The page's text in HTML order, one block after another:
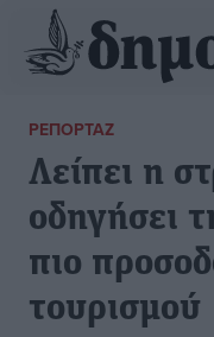
ΡΕΠΟΡΤΆΖ
Λείπει η
οδηγήσει
πιο
τουρισμού